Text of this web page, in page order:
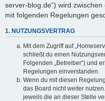
server-blog.de“) wird
mit folgenden Regelungen
1. NUTZUNGSVERTRAG
Mit dem Zugriff auf
schließt du einen
Folgenden „Betreiber“) und
Regelungen einverstanden.
Wenn du mit diesen
das Board nicht weiter
jeweils die an dieser Stelle